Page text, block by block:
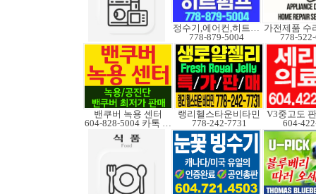
정수기,에어컨,히트펌프
778-879-5004
778-
밴쿠버 녹용 센터
604-828-5004 카톡 Elkcanada
랭리헬스타운비타민
778-242-7731
604-